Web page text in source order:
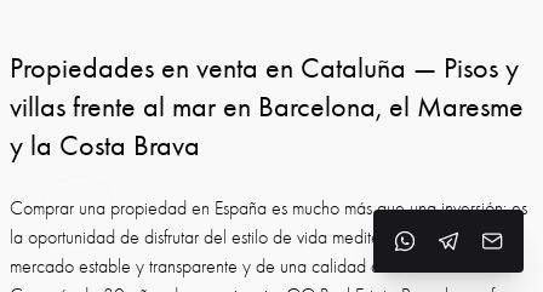
Propiedades en venta en Cataluña — Pisos y
villas frente al mar en Barcelona, el Maresme
y la Costa Brava
Comprar una propiedad en España es mucho más que una inversión: es
la oportunidad de disfrutar del estilo de vida mediterráneo, de un
mercado estable y transparente y de una calidad de vida excelente.